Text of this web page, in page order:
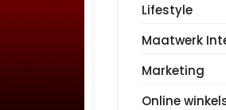
Lifestyle
Maatwerk
Marketing
Online